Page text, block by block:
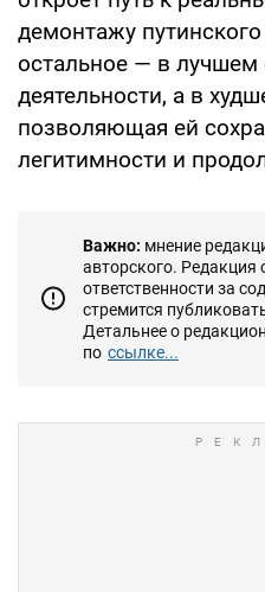
демонтажу
остальное — в лучшем
деятельности, а в
позволяющая ей
легитимности и
Важно: мнение
авторского. Редакция
ответственности за
стремится
Детальнее о
по ссылке...